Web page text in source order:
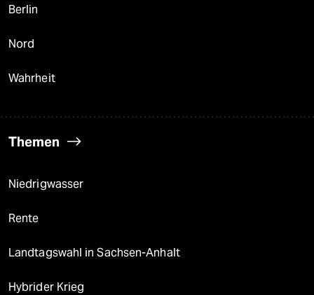
Berlin
Nord
Wahrheit
Themen
Niedrigwasser
Rente
Landtagswahl in Sachsen-Anhalt
Hybrider Krieg